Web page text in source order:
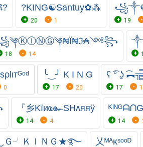
?KING☯︎Santuy✿⁂
20 1 19
18 14
0
╰‿╯ K I N G
17 20
ʕ ͡° ʖ̯
17
『乡Kїиҩ๛SHʌяяÿ
14 4 14
Ｇ╯ㅤＫＩＮＧ★࿐ 乂ᴹᴬκˢᵒᵒᴰ